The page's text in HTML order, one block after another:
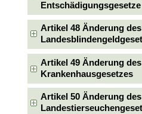
Artikel 48 Änderung des
Artikel 49 Änderung
Krankenhausgesetzes
Artikel 50 Änderung